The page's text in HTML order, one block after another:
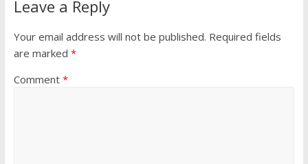
Leave a Reply
Your email address will not be published. Required fields
are marked *
Comment *